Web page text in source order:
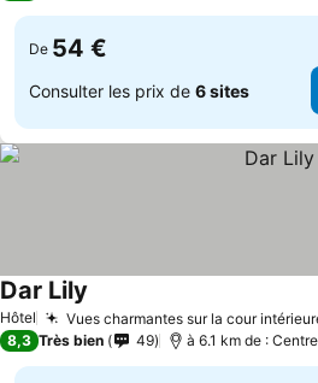
De 54 €
Consulter les prix de 6 sites
Hôtel Vues charmantes sur la cour
Dar Lily
8,3 Très bien 49 à 6.1 km de :